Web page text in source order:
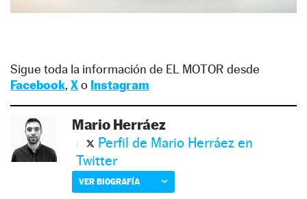
Sigue toda la información de EL MOTOR desde
Facebook, Xo Instagram
Mario Herráez
Perfil de Mario Herráez en
Twitter
VER BIOGRAFÍA